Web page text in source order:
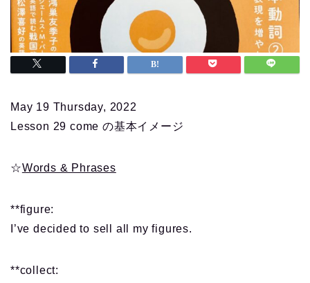
May 19 Thursday, 2022
Lesson 29 come の基本イメージ
☆Words & Phrases
**figure:
I’ve decided to sell all my figures.
**collect: